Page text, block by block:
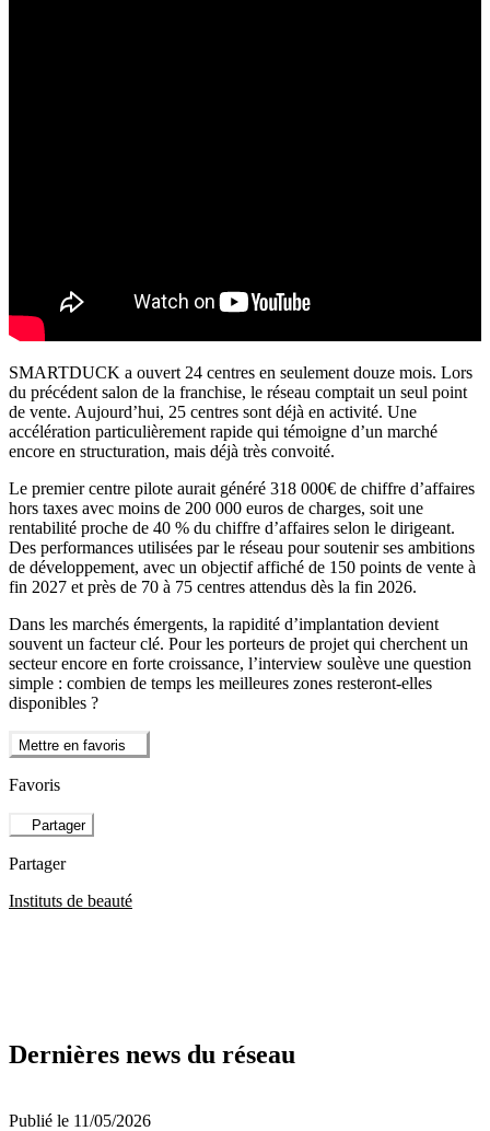
SMARTDUCK a ouvert 24 centres en seulement douze mois. Lors
du précédent salon de la franchise, le réseau comptait un seul point
de vente. Aujourd’hui, 25 centres sont déjà en activité. Une
accélération particulièrement rapide qui témoigne d’un marché
encore en structuration, mais déjà très convoité.
Le premier centre pilote aurait généré 318 000€ de chiffre d’affaires
hors taxes avec moins de 200 000 euros de charges, soit une
rentabilité proche de 40 % du chiffre d’affaires selon le dirigeant.
Des performances utilisées par le réseau pour soutenir ses ambitions
de développement, avec un objectif affiché de 150 points de vente à
fin 2027 et près de 70 à 75 centres attendus dès la fin 2026.
Dans les marchés émergents, la rapidité d’implantation devient
souvent un facteur clé. Pour les porteurs de projet qui cherchent un
secteur encore en forte croissance, l’interview soulève une question
simple : combien de temps les meilleures zones resteront-elles
disponibles ?
Mettre en favoris
Favoris
Partager
Partager
Instituts de beauté
Dernières news du réseau
Publié le 11/05/2026